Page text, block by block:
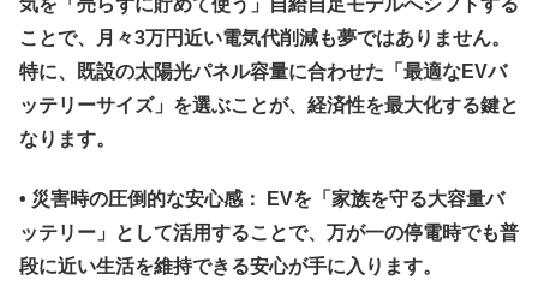
ことで、月々3万円近い電気代削減も夢ではありません。
特に、既設の太陽光パネル容量に合わせた「最適なEVバ
ッテリーサイズ」を選ぶことが、経済性を最大化する鍵と
なります。
• 災害時の圧倒的な安心感：
EVを「家族を守る大容量バ
ッテリー」として活用することで、万が一の停電時でも普
段に近い生活を維持できる安心が手に入ります。